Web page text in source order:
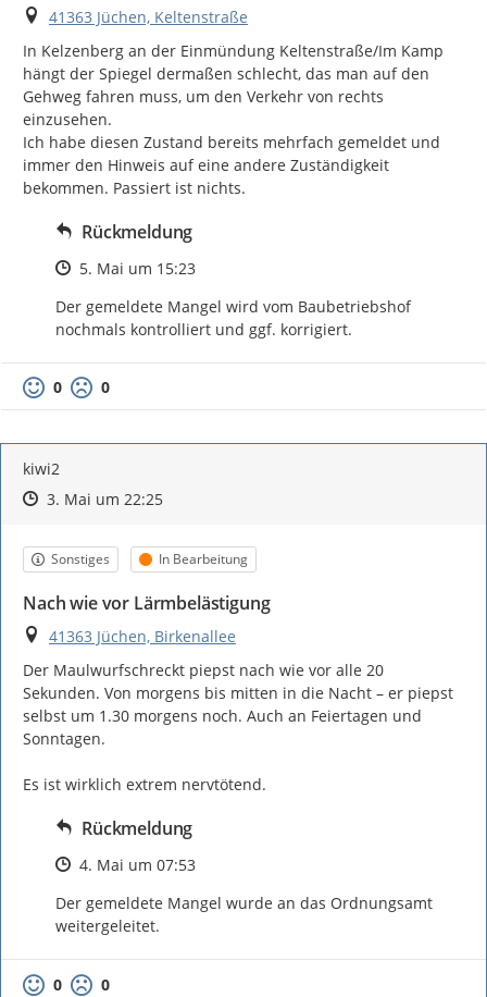
Ort
41363 Jüchen, Keltenstraße
In Kelzenberg an der Einmündung Keltenstraße/Im Kamp
hängt der Spiegel dermaßen schlecht, das man auf den
Gehweg fahren muss, um den Verkehr von rechts
einzusehen.
Ich habe diesen Zustand bereits mehrfach gemeldet und
immer den Hinweis auf eine andere Zuständigkeit
bekommen. Passiert ist nichts.
Rückmeldung
Zeitpunkt des Erstellens
5. Mai um 15:23
Der gemeldete Mangel wird vom Baubetriebshof
nochmals kontrolliert und ggf. korrigiert.
0 0
kiwi2
Zeitpunkt des Erstellens
Zeitpunkt des Erstellens
3. Mai um 22:25Zur Äußerung
Kategorie
Sonstiges Status
In Bearbeitung
Nach wie vor Lärmbelästigung
Ort
41363 Jüchen, Birkenallee
Der Maulwurfschreckt piepst nach wie vor alle 20
Sekunden. Von morgens bis mitten in die Nacht – er piepst
selbst um 1.30 morgens noch. Auch an Feiertagen und
Sonntagen.
Es ist wirklich extrem nervtötend.
Rückmeldung
Zeitpunkt des Erstellens
4. Mai um 07:53
Der gemeldete Mangel wurde an das Ordnungsamt
weitergeleitet.
0 0